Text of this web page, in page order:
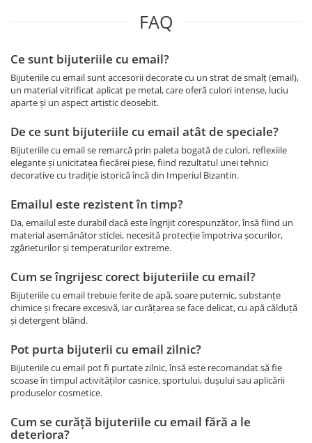
FAQ
Ce sunt bijuteriile cu email?
Bijuteriile cu email sunt accesorii decorate cu un strat de smalț (email),
un material vitrificat aplicat pe metal, care oferă culori intense, luciu
aparte și un aspect artistic deosebit.
De ce sunt bijuteriile cu email atât de speciale?
Bijuteriile cu email se remarcă prin paleta bogată de culori, reflexiile
elegante și unicitatea fiecărei piese, fiind rezultatul unei tehnici
decorative cu tradiție istorică încă din Imperiul Bizantin.
Emailul este rezistent în timp?
Da, emailul este durabil dacă este îngrijit corespunzător, însă fiind un
material asemănător sticlei, necesită protecție împotriva șocurilor,
zgârieturilor și temperaturilor extreme.
Cum se îngrijesc corect bijuteriile cu email?
Bijuteriile cu email trebuie ferite de apă, soare puternic, substanțe
chimice și frecare excesivă, iar curățarea se face delicat, cu apă călduță
și detergent blând.
Pot purta bijuterii cu email zilnic?
Bijuteriile cu email pot fi purtate zilnic, însă este recomandat să fie
scoase în timpul activităților casnice, sportului, dușului sau aplicării
produselor cosmetice.
Cum se curăță bijuteriile cu email fără a le
deteriora?